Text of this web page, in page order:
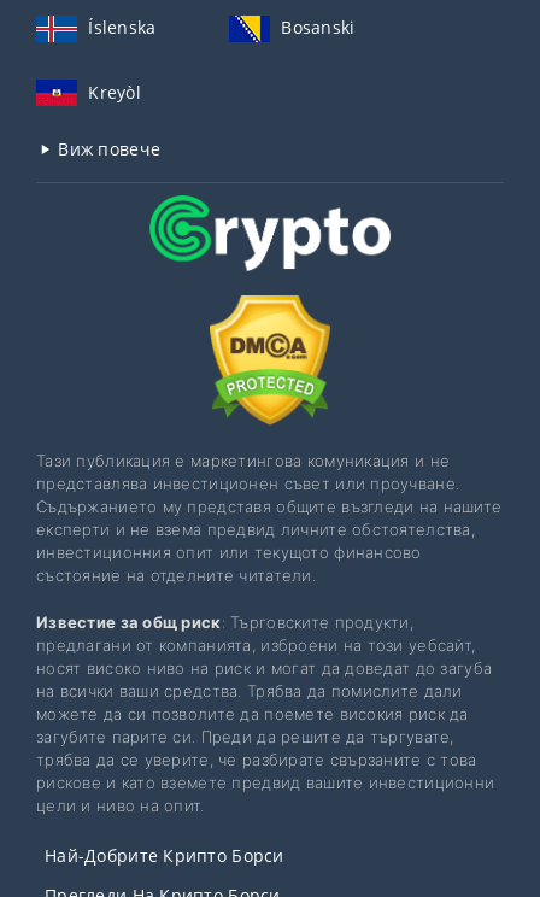
Íslenska Bosanski
Kreyòl
Виж повече
Тази публикация е маркетингова комуникация и не
представлява инвестиционен съвет или проучване.
Съдържанието му представя общите възгледи на нашите
експерти и не взема предвид личните обстоятелства,
инвестиционния опит или текущото финансово
състояние на отделните читатели.
Известие за общ риск: Търговските продукти,
предлагани от компанията, изброени на този уебсайт,
носят високо ниво на риск и могат да доведат до загуба
на всички ваши средства. Трябва да помислите дали
можете да си позволите да поемете високия риск да
загубите парите си. Преди да решите да търгувате,
трябва да се уверите, че разбирате свързаните с това
рискове и като вземете предвид вашите инвестиционни
цели и ниво на опит.
Най-Добрите Крипто Борси